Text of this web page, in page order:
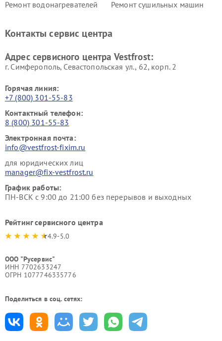
Ремонт водонагревателей
Ремонт сушильных машин
Vestfrost
Контакты сервис центра
Адрес сервисного центра Vestfrost:
г. Симферополь, Севастопольская ул., 62, корп. 2
Горячая линия:
+7 (800) 301-55-83
Контактный телефон:
8 (800) 301-55-83
Электронная почта:
info@vestfrost-fixim.ru
для юридических лиц
manager@fix-vestfrost.ru
График работы:
ПН-ВСК с 9:00 до 21:00 без перерывов и выходных
Рейтинг сервисного центра
4.9-5.0
ООО "Русервис"
ИНН 7702633247
ОГРН 1077746335776
Поделиться в соц. сетях: